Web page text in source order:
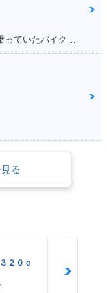
満足ポイント:某漫画 〇〇純愛組 の〇堂寺が乗っていたバイク。。。 私もジャックナイフを決めたいと思い、毎日学校にも行かず土方のバイトをしてためた150万 荒馬のようなハンドリング、じゃじゃ馬のような加速。。。全てが最高でした！ 20年たった今でもガレージでしっかり現役です！！最高の相棒ですよ！！
る
２０ｃ